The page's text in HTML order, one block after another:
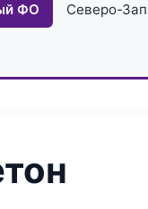
ФО Северо-